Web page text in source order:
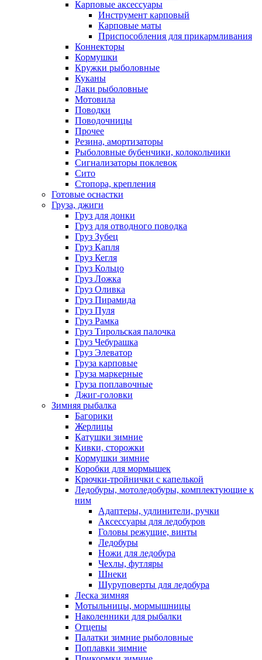
Карповые аксессуары
Инструмент карповый
Карповые маты
Приспособления для прикармливания
Коннекторы
Кормушки
Кружки рыболовные
Куканы
Лаки рыболовные
Мотовила
Поводки
Поводочницы
Прочее
Резина, амортизаторы
Рыболовные бубенчики, колокольчики
Сигнализаторы поклевок
Сито
Стопора, крепления
Готовые оснастки
Груза, джиги
Груз для донки
Груз для отводного поводка
Груз Зубец
Груз Капля
Груз Кегля
Груз Кольцо
Груз Ложка
Груз Оливка
Груз Пирамида
Груз Пуля
Груз Рамка
Груз Тирольская палочка
Груз Чебурашка
Груз Элеватор
Груза карповые
Груза маркерные
Груза поплавочные
Джиг-головки
Зимняя рыбалка
Багорики
Жерлицы
Катушки зимние
Кивки, сторожки
Кормушки зимние
Коробки для мормышек
Крючки-тройнички с капелькой
Ледобуры, мотоледобуры, комплектующие к
ним
Адаптеры, удлинители, ручки
Аксессуары для ледобуров
Головы режущие, винты
Ледобуры
Ножи для ледобура
Чехлы, футляры
Шнеки
Шуруповерты для ледобура
Леска зимняя
Мотыльницы, мормышницы
Наколенники для рыбалки
Отцепы
Палатки зимние рыболовные
Поплавки зимние